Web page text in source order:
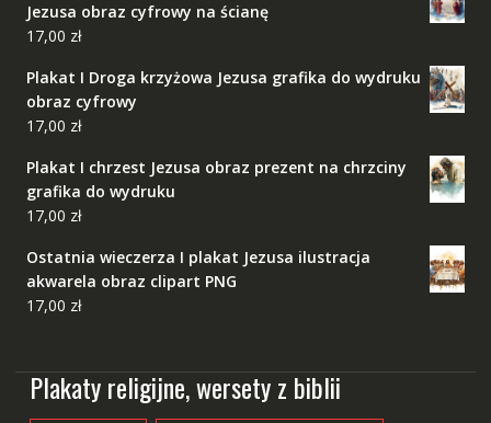
Jezusa obraz cyfrowy na ścianę
17,00 zł
Plakat I Droga krzyżowa Jezusa grafika do wydruku
obraz cyfrowy
17,00 zł
Plakat I chrzest Jezusa obraz prezent na chrzciny
grafika do wydruku
17,00 zł
Ostatnia wieczerza I plakat Jezusa ilustracja
akwarela obraz clipart PNG
17,00 zł
Plakaty religijne, wersety z biblii